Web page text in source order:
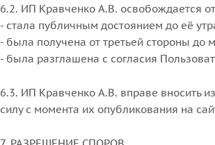
6.2. ИП Кравченко А.В. освобождается
- стала публичным достоянием до её
- была получена от третьей стороны
- была разглашена с согласия
6.3. ИП Кравченко А.В. вправе вносить
силу с момента их опубликования на